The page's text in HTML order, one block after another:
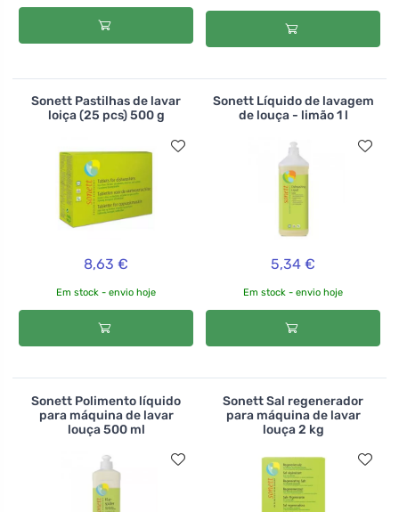
Sonett Pastilhas de lavar
loiça (25 pcs) 500 g
8,63 €
Em stock - envio hoje
Sonett Líquido de lavagem
de louça - limão 1 l
5,34 €
Em stock - envio hoje
Sonett Polimento líquido
para máquina de lavar
louça 500 ml
Sonett Sal regenerador
para máquina de lavar
louça 2 kg